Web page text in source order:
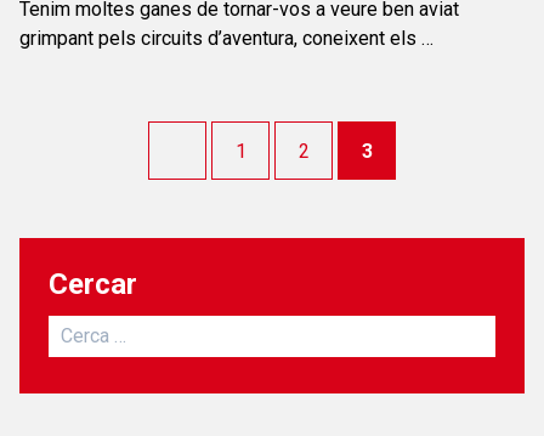
Tenim moltes ganes de tornar-vos a veure ben aviat
grimpant pels circuits d’aventura, coneixent els …
1 2 3
Cercar
Cerca: